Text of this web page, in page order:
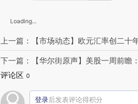
Loading...
上一篇：【市场动态】欧元汇率创二十
下一篇：【华尔街原声】美股一周前瞻
评论区 0
登录后发表评论得积分